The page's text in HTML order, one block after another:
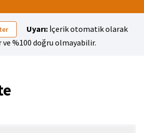
Uyarı:İçerik otomatik olarak
%100 doğru olmayabilir.